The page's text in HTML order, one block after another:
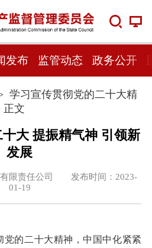
发布 监管动态 政务公开
学习宣传贯彻党的二十大精
正文
大 提振精气神 引领新
发展
有限责任公司 发布时间：2023-
01-19
党的二十大精神，中国中化紧紧